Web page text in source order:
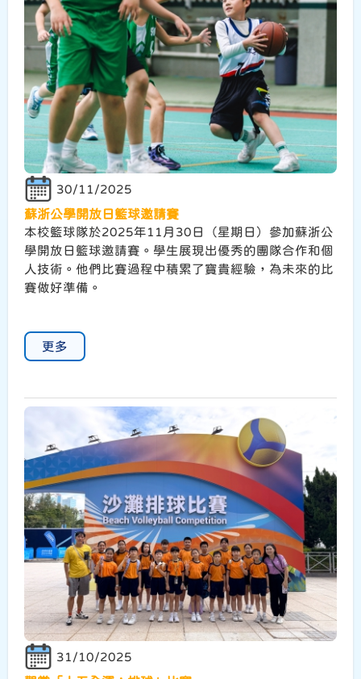
30/11/2025
蘇浙公學開放日籃球邀請賽
本校籃球隊於2025年11月30日（星期日）參加蘇浙公
學開放日籃球邀請賽。學生展現出優秀的團隊合作和個
人技術。他們比賽過程中積累了寶貴經驗，為未來的比
賽做好準備。
更多
31/10/2025